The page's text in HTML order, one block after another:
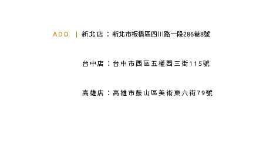
ADD | 新北店： 新北市板橋區四川路一段286巷8號
台中店：台中市西區五權西三街115號
高雄店：高雄市鼓山區美術東六街79號